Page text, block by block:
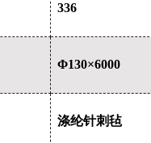
336
Φ130×6000
涤纶针刺毡